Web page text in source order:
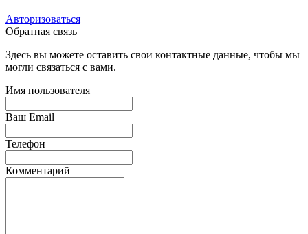
Авторизоваться
Обратная связь
Здесь вы можете оставить свои контактные данные, чтобы мы
могли связаться с вами.
Имя пользователя
Ваш Email
Телефон
Комментарий